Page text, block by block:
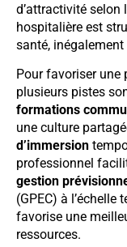
d’attractivité
hospitalière est
santé,
Pour favoriser une
plusieurs pistes
formations
une culture
d’immersion
professionnel
gestion
(GPEC) à
favorise une
ressources.